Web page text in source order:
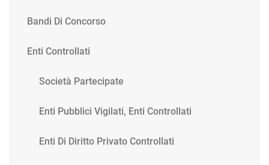
Bandi Di Concorso
Enti Controllati
Società Partecipate
Enti Pubblici Vigilati, Enti Controllati
Enti Di Diritto Privato Controllati